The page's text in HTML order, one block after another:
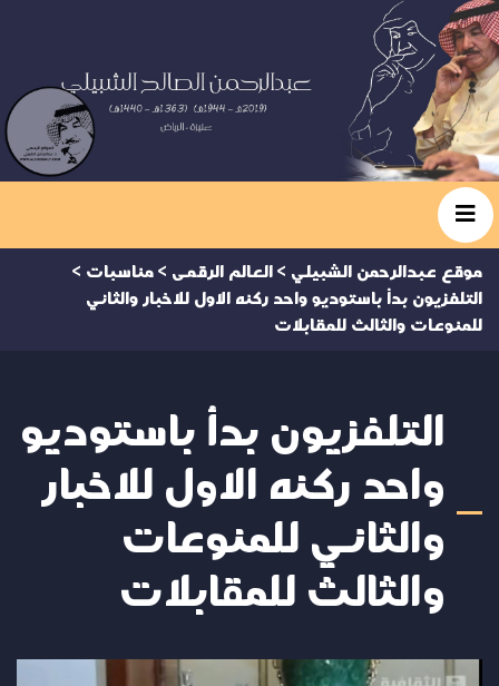
موقع عبدالرحمن الشبيلي > العالم الرقمى > مناسبات >
التلفزيون بدأ باستوديو واحد ركنه الاول للاخبار والثاني
للمنوعات والثالث للمقابلات
التلفزيون بدأ باستوديو
واحد ركنه الاول للاخبار
والثاني للمنوعات
والثالث للمقابلات